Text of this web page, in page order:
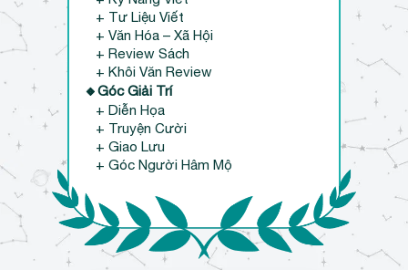
+ Tư Liệu Viết
+ Văn Hóa – Xã Hội
+ Review Sách
+ Khôi Văn Review
🔸Góc Giải Trí
+ Diễn Họa
+ Truyện Cười
+ Giao Lưu
+ Góc Người Hâm Mộ